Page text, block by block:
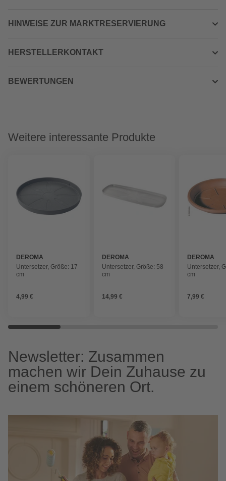
HINWEISE ZUR MARKTRESERVIERUNG
HERSTELLERKONTAKT
BEWERTUNGEN
Weitere interessante Produkte
DEROMA
Untersetzer, Größe: 17
cm
4,99 €
DEROMA
Untersetzer, Größe: 58
cm
14,99 €
DEROMA
Untersetzer,
cm
7,99 €
Newsletter: Zusammen
machen wir Dein Zuhause zu
einem schöneren Ort.